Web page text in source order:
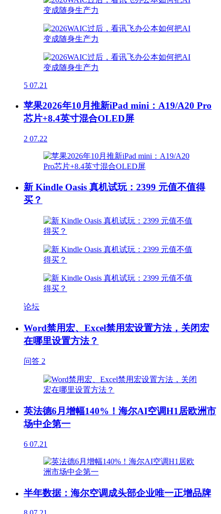
5 07.21
苹果2026年10月推新iPad mini：A19/A20 Pro
芯片+8.4英寸混合OLED屏
2 07.22
新 Kindle Oasis 真机试玩：2399 元值不值得
买？
论坛
Word禁用宏、Excel禁用宏设置方法，关闭宏
在哪里设置方法？
问答 2
英法德6月增幅140%！海尔AI空调H1居欧洲市
场中企第一
6 07.21
半年数据：海尔空调成头部企业唯一正增品牌